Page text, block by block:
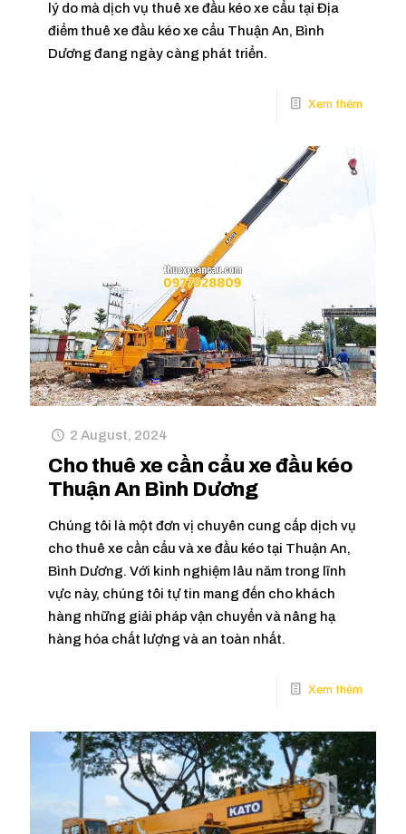
lý do mà dịch vụ thuê xe đầu kéo xe cẩu tại Địa
điểm thuê xe đầu kéo xe cẩu Thuận An, Bình
Dương đang ngày càng phát triển.
2 August, 2024
Cho thuê xe cần cẩu xe đầu kéo
Thuận An Bình Dương
Chúng tôi là một đơn vị chuyên cung cấp dịch vụ
cho thuê xe cần cẩu và xe đầu kéo tại Thuận An,
Bình Dương. Với kinh nghiệm lâu năm trong lĩnh
vực này, chúng tôi tự tin mang đến cho khách
hàng những giải pháp vận chuyển và nâng hạ
hàng hóa chất lượng và an toàn nhất.